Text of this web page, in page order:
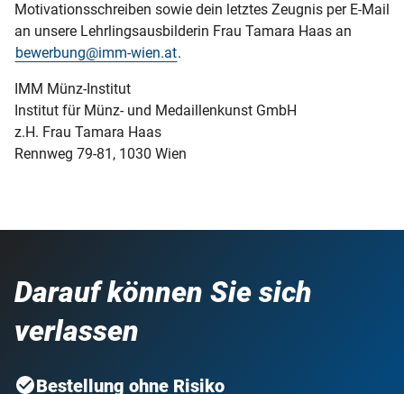
Motivationsschreiben sowie dein letztes Zeugnis per E-Mail
an unsere Lehrlingsausbilderin Frau Tamara Haas an
bewerbung@imm-wien.at.
IMM Münz-Institut
Institut für Münz- und Medaillenkunst GmbH
z.H. Frau Tamara Haas
Rennweg 79-81, 1030 Wien
Darauf können Sie sich
verlassen
Bestellung ohne Risiko